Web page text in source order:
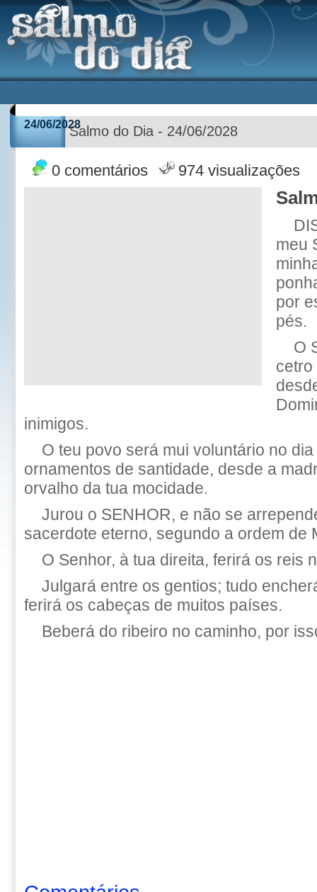
24/06/2028Salmo do Dia - 24/06/2028
0 comentários 974 visualizações
meu
por
pés.
O
cetro
inimigos.
O teu povo será mui voluntário no
ornamentos de santidade, desde a
orvalho da tua mocidade.
Jurou o SENHOR, e não se
sacerdote eterno, segundo a ordem de
O Senhor, à tua direita, ferirá os reis
Julgará entre os gentios; tudo
ferirá os cabeças de muitos países.
Beberá do ribeiro no caminho, por